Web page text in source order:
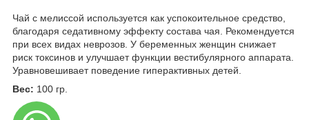
Чай с мелиссой используется как успокоительное средство,
благодаря седативному эффекту состава чая. Рекомендуется
при всех видах неврозов. У беременных женщин снижает
риск токсинов и улучшает функции вестибулярного аппарата.
Уравновешивает поведение гиперактивных детей.
Вес: 100 гр.